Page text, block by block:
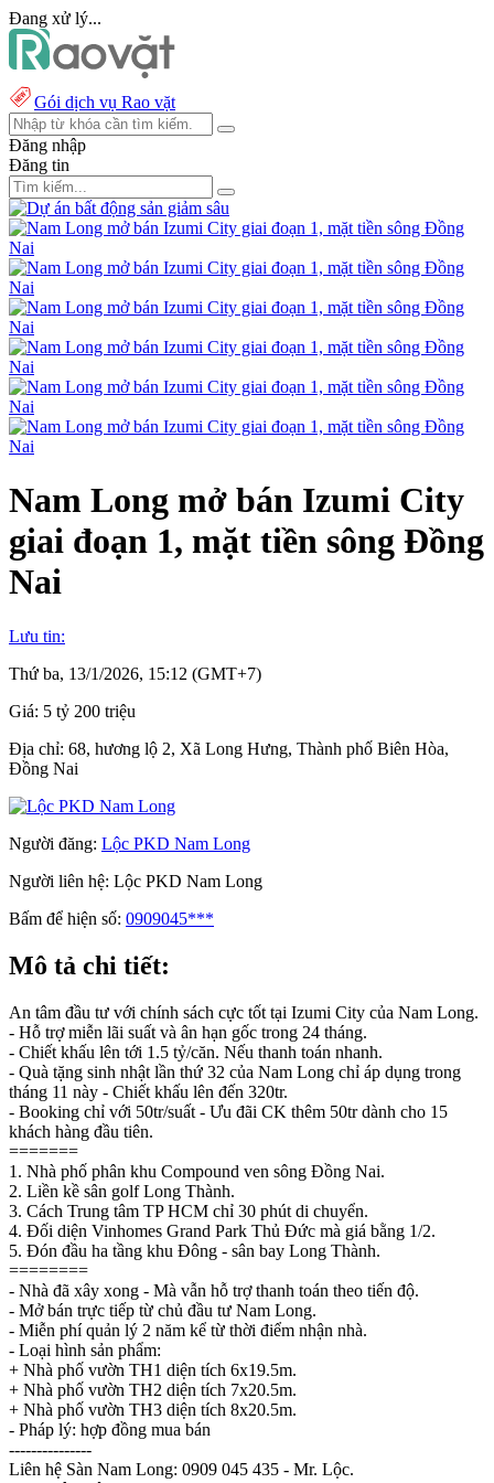
Đang xử lý...
Gói dịch vụ Rao vặt
Đăng nhập
Đăng tin
Nam Long mở bán Izumi City
giai đoạn 1, mặt tiền sông Đồng
Nai
Lưu tin:
Thứ ba, 13/1/2026, 15:12 (GMT+7)
Giá: 5 tỷ 200 triệu
Địa chỉ: 68, hương lộ 2, Xã Long Hưng, Thành phố Biên Hòa,
Đồng Nai
Người đăng: Lộc PKD Nam Long
Người liên hệ: Lộc PKD Nam Long
Bấm để hiện số: 0909045***
Mô tả chi tiết:
An tâm đầu tư với chính sách cực tốt tại Izumi City của Nam Long.
- Hỗ trợ miễn lãi suất và ân hạn gốc trong 24 tháng.
- Chiết khấu lên tới 1.5 tỷ/căn. Nếu thanh toán nhanh.
- Quà tặng sinh nhật lần thứ 32 của Nam Long chỉ áp dụng trong
tháng 11 này - Chiết khấu lên đến 320tr.
- Booking chỉ với 50tr/suất - Ưu đãi CK thêm 50tr dành cho 15
khách hàng đầu tiên.
=======
1. Nhà phố phân khu Compound ven sông Đồng Nai.
2. Liền kề sân golf Long Thành.
3. Cách Trung tâm TP HCM chỉ 30 phút di chuyển.
4. Đối diện Vinhomes Grand Park Thủ Đức mà giá bằng 1/2.
5. Đón đầu ha tầng khu Đông - sân bay Long Thành.
========
- Nhà đã xây xong - Mà vẫn hỗ trợ thanh toán theo tiến độ.
- Mở bán trực tiếp từ chủ đầu tư Nam Long.
- Miễn phí quản lý 2 năm kể từ thời điểm nhận nhà.
- Loại hình sản phẩm:
+ Nhà phố vườn TH1 diện tích 6x19.5m.
+ Nhà phố vườn TH2 diện tích 7x20.5m.
+ Nhà phố vườn TH3 diện tích 8x20.5m.
- Pháp lý: hợp đồng mua bán
---------------
Liên hệ Sàn Nam Long: 0909 045 435 - Mr. Lộc.